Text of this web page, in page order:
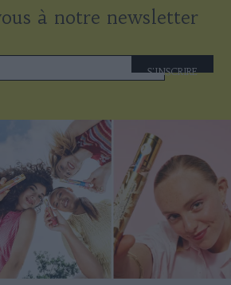
à notre newsletter
S'INSCRIRE